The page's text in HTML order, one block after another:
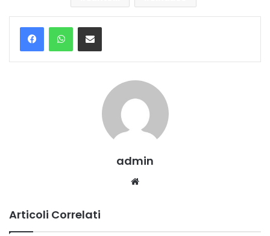
Condividi via mail
admin
Articoli Correlati